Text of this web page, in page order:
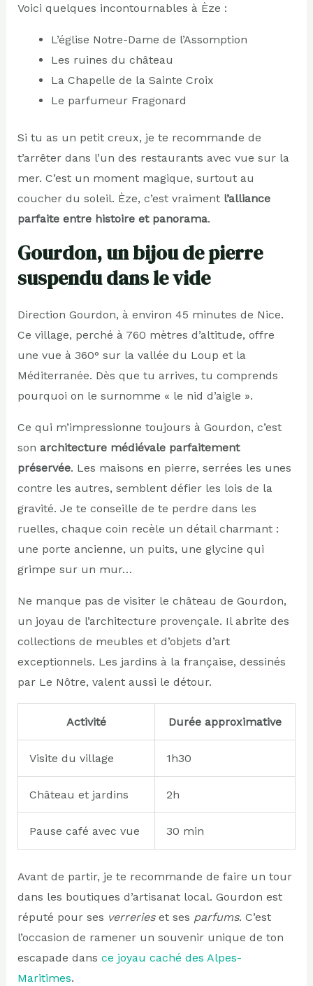
Voici quelques incontournables à Èze :
L’église Notre-Dame de l’Assomption
Les ruines du château
La Chapelle de la Sainte Croix
Le parfumeur Fragonard
Si tu as un petit creux, je te recommande de
t’arrêter dans l’un des restaurants avec vue sur la
mer. C’est un moment magique, surtout au
coucher du soleil. Èze, c’est vraiment l’alliance
parfaite entre histoire et panorama.
Gourdon, un bijou de pierre
suspendu dans le vide
Direction Gourdon, à environ 45 minutes de Nice.
Ce village, perché à 760 mètres d’altitude, offre
une vue à 360° sur la vallée du Loup et la
Méditerranée. Dès que tu arrives, tu comprends
pourquoi on le surnomme « le nid d’aigle ».
Ce qui m’impressionne toujours à Gourdon, c’est
son architecture médiévale parfaitement
préservée. Les maisons en pierre, serrées les unes
contre les autres, semblent défier les lois de la
gravité. Je te conseille de te perdre dans les
ruelles, chaque coin recèle un détail charmant :
une porte ancienne, un puits, une glycine qui
grimpe sur un mur…
Ne manque pas de visiter le château de Gourdon,
un joyau de l’architecture provençale. Il abrite des
collections de meubles et d’objets d’art
exceptionnels. Les jardins à la française, dessinés
par Le Nôtre, valent aussi le détour.
Activité Durée approximative
Visite du village 1h30
Château et jardins 2h
Pause café avec vue 30 min
Avant de partir, je te recommande de faire un tour
dans les boutiques d’artisanat local. Gourdon est
réputé pour ses verrerieset ses parfums. C’est
l’occasion de ramener un souvenir unique de ton
escapade dans ce joyau caché des Alpes-
Maritimes.